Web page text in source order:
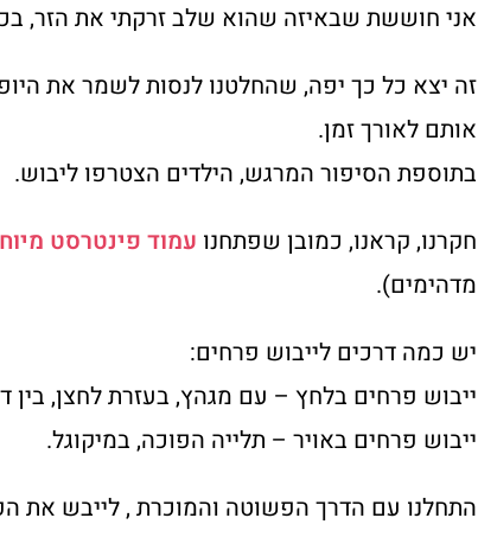
אני חוששת שבאיזה שהוא שלב זרקתי את הזר,
זה יצא כל כך יפה, שהחלטנו לנסות לשמר את
אותם לאורך זמן.
בתוספת הסיפור המרגש, הילדים הצטרפו ליבוש.
חקרנו, קראנו, כמובן שפתחנו עמוד פינטרסט
מדהימים).
יש כמה דרכים לייבוש פרחים:
ייבוש פרחים בלחץ – עם מגהץ, בעזרת לחצן, בין
ייבוש פרחים באויר – תלייה הפוכה, במיקוגל.
התחלנו עם הדרך הפשוטה והמוכרת , לייבש את